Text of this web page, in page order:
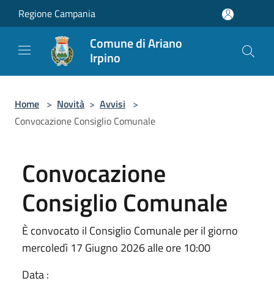
Salta al contenuto principale
Regione Campania
Comune di Ariano
Irpino
Home > Novità > Avvisi >
Convocazione Consiglio Comunale
Convocazione
Consiglio Comunale
È convocato il Consiglio Comunale per il giorno
mercoledì 17 Giugno 2026 alle ore 10:00
Data :